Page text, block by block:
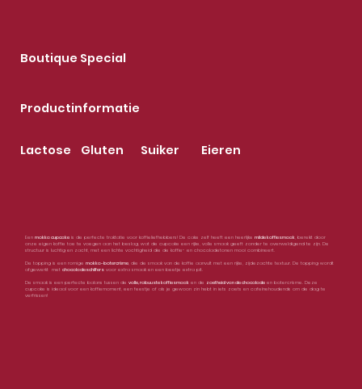
Productinformatie
Lactose Gluten Suiker Eieren
Boutique Special
Een mokka cupcakeis de perfecte traktatie voor koffieliefhebbers! De cake zelf heeft een heerlijke milde koffiesmaak, bereikt door
onze eigen koffie toe te voegen aan het beslag, wat de cupcake een rijke, volle smaak geeft zonder te overweldigend te zijn. De
structuur is luchtig en zacht, met een lichte vochtigheid die de koffie- en chocoladetonen mooi combineert.
De topping is een romige mokka-botercrème, die de smaak van de koffie aanvult met een rijke, zijdezachte textuur. De topping wordt
afgewerkt met chocoladeschilfersvoor extra smaak en een beetje extra pit.
De smaak is een perfecte balans tussen de volle, robuuste koffiesmaaken de zoetheid van de chocoladeen botercrème. Deze
cupcake is ideaal voor een koffiemoment, een feestje of als je gewoon zin hebt in iets zoets en cafeïnehoudends om de dag te
verfrissen!